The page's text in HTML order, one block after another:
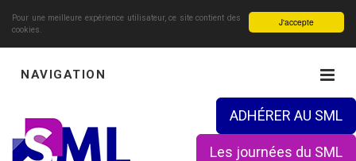
J'accepte
Pour une meilleure expérience utilisateur, ce site contient des
cookies.
NAVIGATION
ADHÉRER AU SML
Les journées du SML